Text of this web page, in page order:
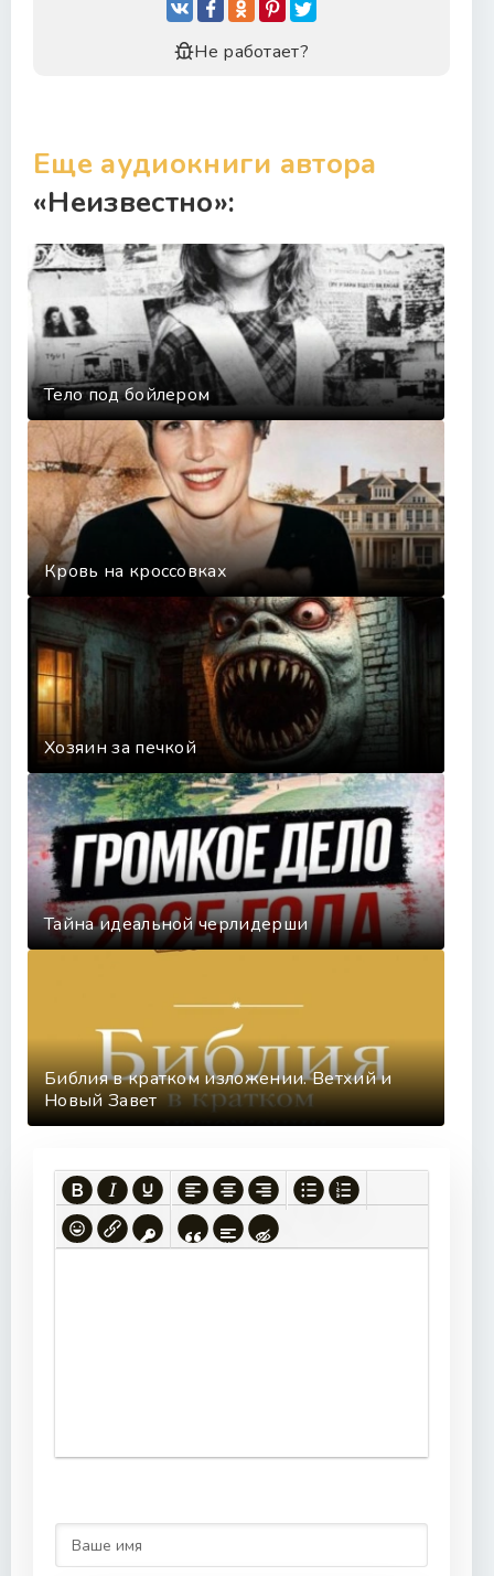
Не работает?
Еще аудиокниги автора
«Неизвестно»:
Тело под бойлером
Кровь на кроссовках
Хозяин за печкой
Тайна идеальной черлидерши
Библия в кратком изложении. Ветхий и
Новый Завет